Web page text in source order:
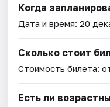
Когда
Дата и время:20
Сколько стоит
Стоимость билета:
Есть ли